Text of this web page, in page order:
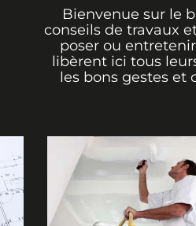
Bienvenue sur le
conseils de travaux
poser ou
libèrent ici tous
les bons gestes et